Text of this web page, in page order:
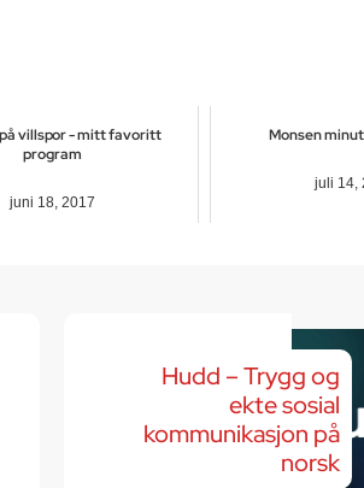
villspor - mitt favoritt
program
juni 18, 2017
Monsen
juli 14,
Hudd – Trygg og
ekte sosial
kommunikasjon på
norsk